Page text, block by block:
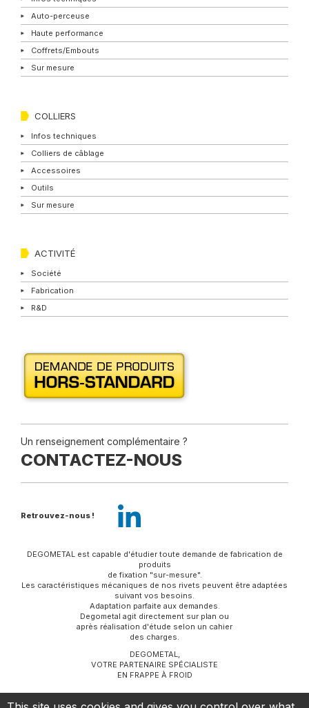
Auto-perceuse
Haute performance
Coffrets/Embouts
Sur mesure
COLLIERS
Infos techniques
Colliers de câblage
Accessoires
Outils
Sur mesure
ACTIVITÉ
Société
Fabrication
R&D
Un renseignement complémentaire ?
CONTACTEZ-NOUS
Retrouvez-nous !
DEGOMETAL est capable d'étudier toute demande de fabrication de
produits
de fixation "sur-mesure".
Les caractéristiques mécaniques de nos rivets peuvent être adaptées
suivant vos besoins.
Adaptation parfaite aux demandes.
Degometal agit directement sur plan ou
après réalisation d'étude selon un cahier
des charges.
DEGOMETAL,
VOTRE PARTENAIRE SPÉCIALISTE
EN FRAPPE À FROID
Mentions légales -Gestion des cookies